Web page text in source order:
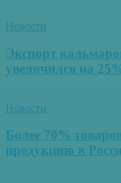
Новости
Экспорт
увеличился на
Новости
Более 70%
продукцию в